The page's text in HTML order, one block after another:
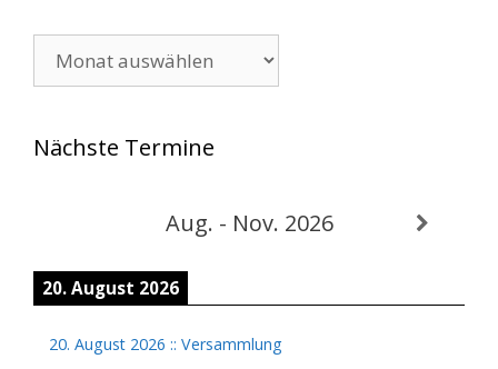
Nächste Termine
Aug. - Nov. 2026
20. August 2026
20. August 2026 :: Versammlung